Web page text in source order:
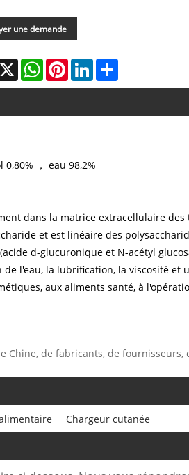
une demande
X WhatsAppPinterestLinkedInShare
， eau 98,2%
dans la matrice extracellulaire des
et est linéaire des
d-glucuronique et N-acétyl
l'eau, la lubrification, la viscosité et
aux aliments santé, à
Chine, de fabricants, de fournisseurs,
Chargeur cutanée